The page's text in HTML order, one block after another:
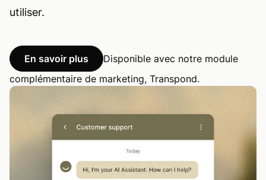
utiliser.
En savoir plus
Disponible avec notre module
complémentaire de marketing, Transpond.